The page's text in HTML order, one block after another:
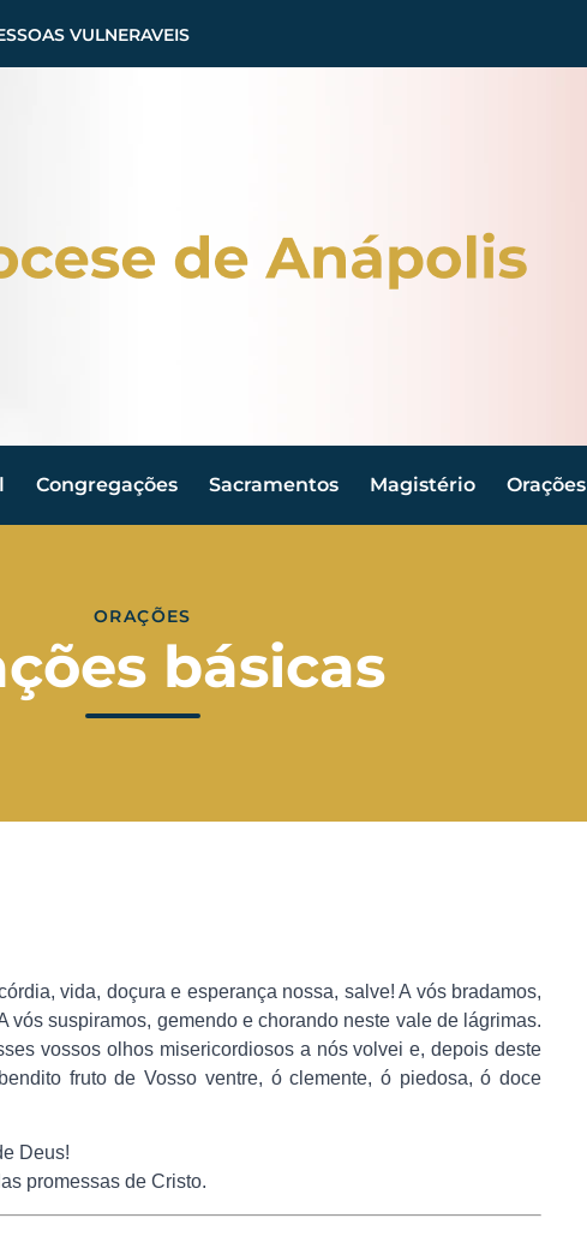
VULNERAVEIS
Congregações Sacramentos Magistério Orações
ORAÇÕES
básicas
vida, doçura e esperança nossa, salve! A vós bradamos,
vós suspiramos, gemendo e chorando neste vale de lágrimas.
vossos olhos misericordiosos a nós volvei e, depois deste
fruto de Vosso ventre, ó clemente, ó piedosa, ó doce
Deus!
promessas de Cristo.